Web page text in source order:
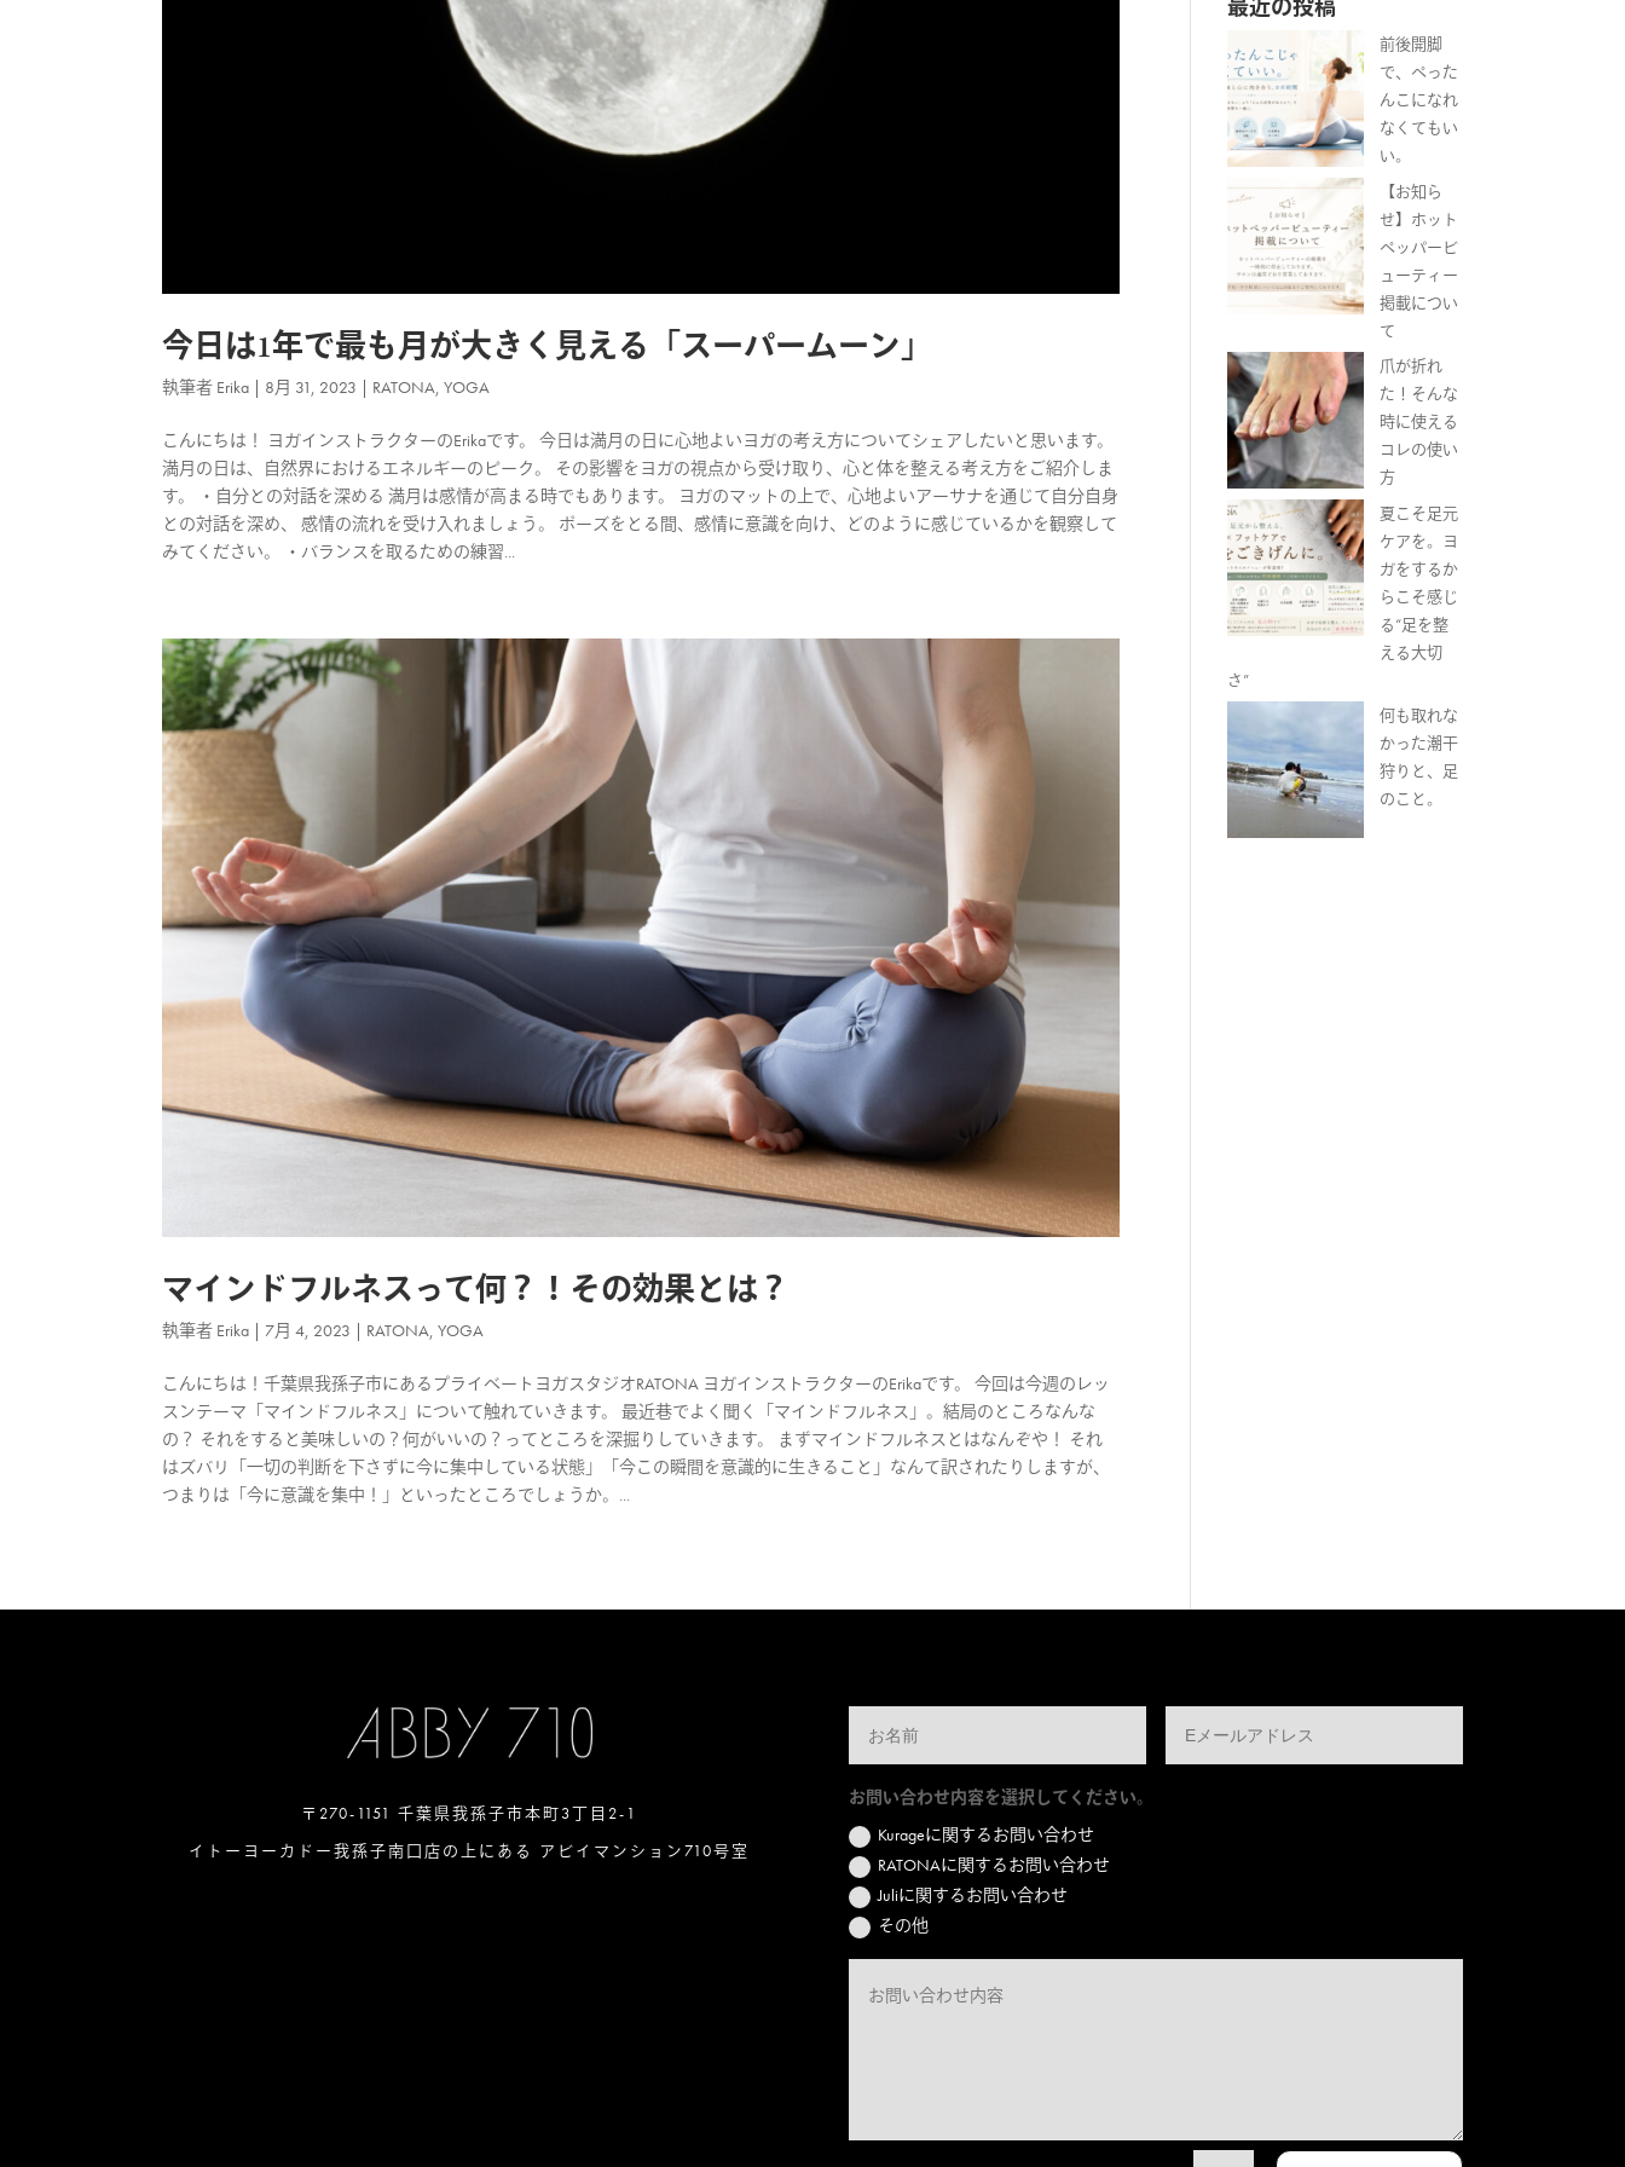
今日は1年で最も月が大きく見える「スーパームーン」
執筆者 Erika | 8月 31, 2023 | RATONA,YOGA
こんにちは！ ヨガインストラクターのErikaです。 今日は満月の日に心地よいヨガの考え方についてシェアしたいと思います。
満月の日は、自然界におけるエネルギーのピーク。 その影響をヨガの視点から受け取り、心と体を整える考え方をご紹介しま
す。 ・自分との対話を深める 満月は感情が高まる時でもあります。 ヨガのマットの上で、心地よいアーサナを通じて自分自身
との対話を深め、 感情の流れを受け入れましょう。 ポーズをとる間、感情に意識を向け、どのように感じているかを観察して
みてください。 ・バランスを取るための練習...
マインドフルネスって何？！その効果とは？
執筆者 Erika | 7月 4, 2023 | RATONA ,YOGA
こんにちは！千葉県我孫子市にあるプライベートヨガスタジオRATONA ヨガインストラクターのErikaです。 今回は今週のレッ
スンテーマ「マインドフルネス」について触れていきます。 最近巷でよく聞く「マインドフルネス」。結局のところなんな
の？ それをすると美味しいの？何がいいの？ってところを深掘りしていきます。 まずマインドフルネスとはなんぞや！ それ
はズバリ「一切の判断を下さずに今に集中している状態」「今この瞬間を意識的に生きること」なんて訳されたりしますが、
つまりは「今に意識を集中！」といったところでしょうか。...
最近の投稿
前後開脚
で、ぺった
んこになれ
なくてもい
い。
【お知ら
せ】ホット
ペッパービ
ューティー
掲載につい
て
爪が折れ
た！そんな
時に使える
コレの使い
方
夏こそ足元
ケアを。ヨ
ガをするか
らこそ感じ
る“足を整
える大切
さ”
何も取れな
かった潮干
狩りと、足
のこと。
〒270-1151 千葉県我孫子市本町3丁目2-1
イトーヨーカドー我孫子南口店の上にある アビイマンション710号室
お問い合わせ内容を選択してください。
Kurageに関するお問い合わせ
RATONAに関するお問い合わせ
Juliに関するお問い合わせ
その他